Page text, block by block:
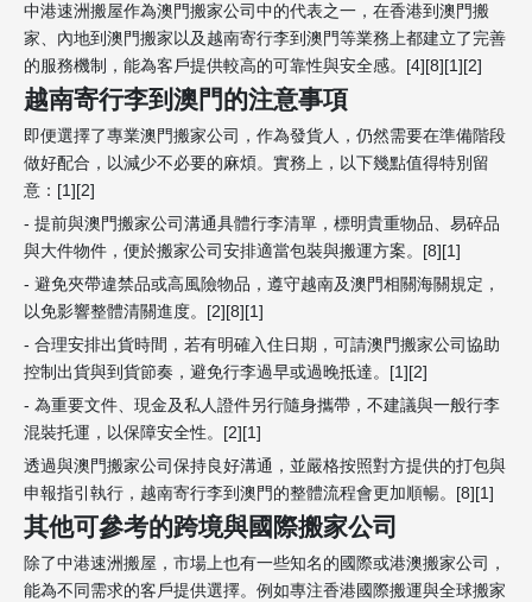
中港速洲搬屋作為澳門搬家公司中的代表之一，在香港到澳門搬
家、內地到澳門搬家以及越南寄行李到澳門等業務上都建立了完善
的服務機制，能為客戶提供較高的可靠性與安全感。[4][8][1][2]
越南寄行李到澳門的注意事項
即便選擇了專業澳門搬家公司，作為發貨人，仍然需要在準備階段
做好配合，以減少不必要的麻煩。實務上，以下幾點值得特別留
意：[1][2]
- 提前與澳門搬家公司溝通具體行李清單，標明貴重物品、易碎品
與大件物件，便於搬家公司安排適當包裝與搬運方案。[8][1]
- 避免夾帶違禁品或高風險物品，遵守越南及澳門相關海關規定，
以免影響整體清關進度。[2][8][1]
- 合理安排出貨時間，若有明確入住日期，可請澳門搬家公司協助
控制出貨與到貨節奏，避免行李過早或過晚抵達。[1][2]
- 為重要文件、現金及私人證件另行隨身攜帶，不建議與一般行李
混裝托運，以保障安全性。[2][1]
透過與澳門搬家公司保持良好溝通，並嚴格按照對方提供的打包與
申報指引執行，越南寄行李到澳門的整體流程會更加順暢。[8][1]
其他可參考的跨境與國際搬家公司
除了中港速洲搬屋，市場上也有一些知名的國際或港澳搬家公司，
能為不同需求的客戶提供選擇。例如專注香港國際搬運與全球搬家